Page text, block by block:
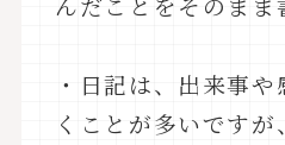
・日記は、出来事
くことが多いです